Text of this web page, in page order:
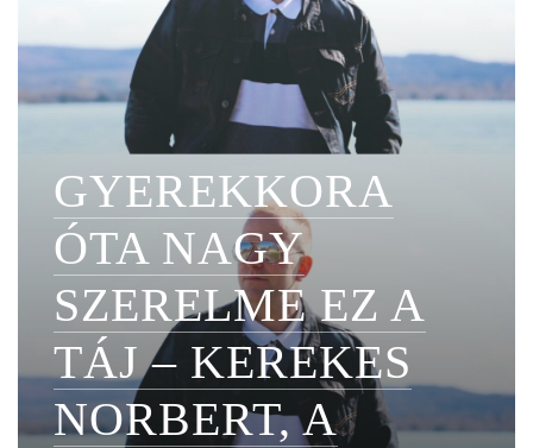
GYEREKKORA
ÓTA NAGY
SZERELME EZ A
TÁJ – KEREKES
NORBERT, A